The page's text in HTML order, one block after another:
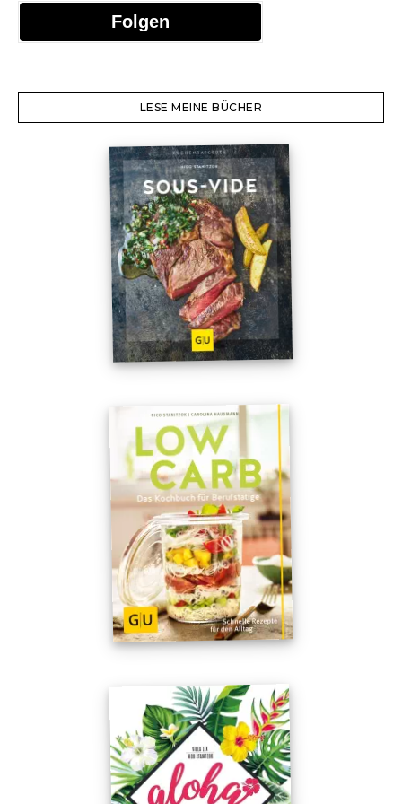
LESE MEINE BÜCHER
Folgen